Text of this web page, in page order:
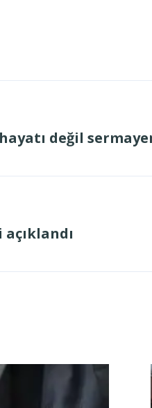
değil